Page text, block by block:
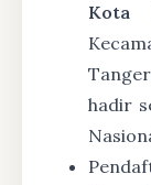
Kota
hadir